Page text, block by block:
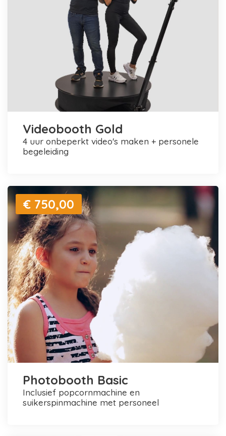
Videobooth Gold
4 uur onbeperkt video's maken + personele
begeleiding
€ 750,00
Photobooth Basic
inclusief popcornmachine en
suikerspinmachine met personeel